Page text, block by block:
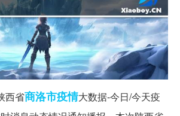
西省商洛市疫情大数据-今日/今天疫